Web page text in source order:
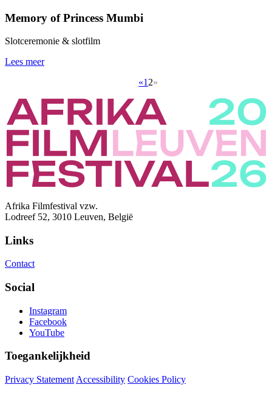
Memory of Princess Mumbi
Slotceremonie & slotfilm
Lees meer
«12»
Afrika Filmfestival vzw.
Lodreef 52, 3010 Leuven, België
Links
Contact
Social
Instagram
Facebook
YouTube
Toegankelijkheid
Privacy Statement Accessibility Cookies Policy